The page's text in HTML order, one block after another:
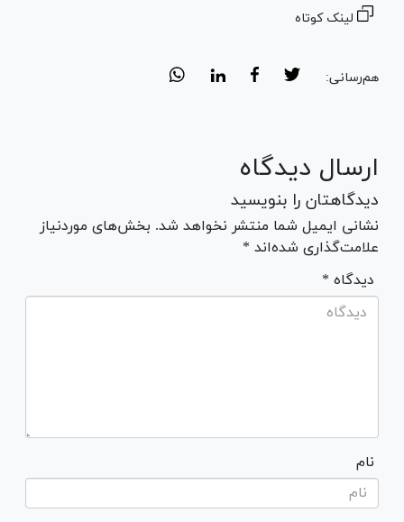
لینک کوتاه
هم‌رسانی:
ارسال دیدگاه
دیدگاهتان را بنویسید
نشانی ایمیل شما منتشر نخواهد شد. بخش‌های موردنیاز
علامت‌گذاری شده‌اند *
* دیدگاه
نام